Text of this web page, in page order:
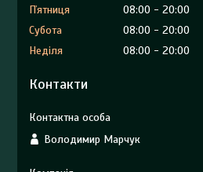
Пʼятниця
08:00
20:00
Субота
08:00
20:00
Неділя
08:00 20:00
Контакти
Володимир Марчук